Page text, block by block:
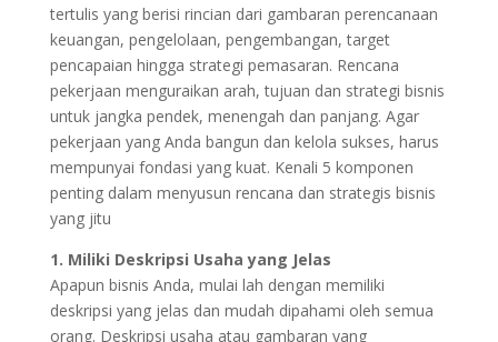
tertulis yang berisi rincian dari gambaran perencanaan
keuangan, pengelolaan, pengembangan, target
pencapaian hingga strategi pemasaran. Rencana
pekerjaan menguraikan arah, tujuan dan strategi bisnis
untuk jangka pendek, menengah dan panjang. Agar
pekerjaan yang Anda bangun dan kelola sukses, harus
mempunyai fondasi yang kuat. Kenali 5 komponen
penting dalam menyusun rencana dan strategis bisnis
yang jitu
1. Miliki Deskripsi Usaha yang Jelas
Apapun bisnis Anda, mulai lah dengan memiliki
deskripsi yang jelas dan mudah dipahami oleh semua
orang. Deskripsi usaha atau gambaran yang